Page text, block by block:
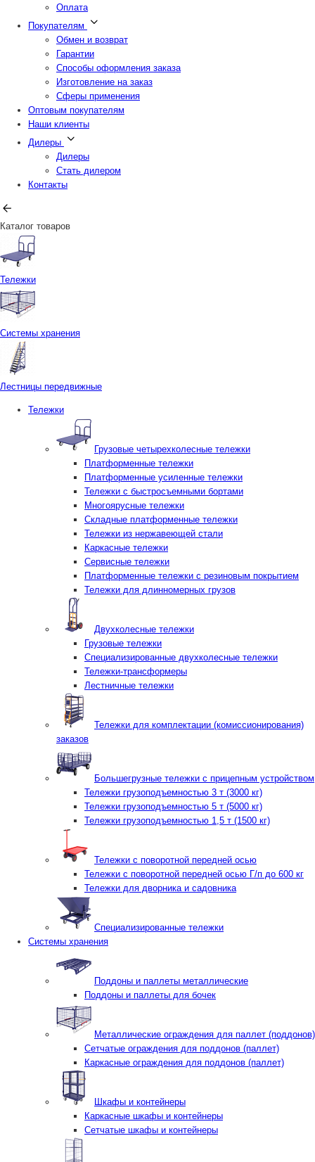
Оплата
Покупателям
Обмен и возврат
Гарантии
Способы оформления заказа
Изготовление на заказ
Сферы применения
Оптовым покупателям
Наши клиенты
Дилеры
Дилеры
Стать дилером
Контакты
Каталог товаров
Тележки
Системы хранения
Лестницы передвижные
Тележки
Грузовые четырехколесные тележки
Платформенные тележки
Платформенные усиленные тележки
Тележки с быстросъемными бортами
Многоярусные тележки
Складные платформенные тележки
Тележки из нержавеющей стали
Каркасные тележки
Сервисные тележки
Платформенные тележки с резиновым покрытием
Тележки для длинномерных грузов
Двухколесные тележки
Грузовые тележки
Специализированные двухколесные тележки
Тележки-трансформеры
Лестничные тележки
Тележки для комплектации (комиссионирования)
заказов
Большегрузные тележки с прицепным устройством
Тележки грузоподъемностью 3 т (3000 кг)
Тележки грузоподъемностью 5 т (5000 кг)
Тележки грузоподъемностью 1,5 т (1500 кг)
Тележки с поворотной передней осью
Тележки с поворотной передней осью Г/п до 600 кг
Тележки для дворника и садовника
Специализированные тележки
Системы хранения
Поддоны и паллеты металлические
Поддоны и паллеты для бочек
Металлические ограждения для паллет (поддонов)
Сетчатые ограждения для поддонов (паллет)
Каркасные ограждения для поддонов (паллет)
Шкафы и контейнеры
Каркасные шкафы и контейнеры
Сетчатые шкафы и контейнеры